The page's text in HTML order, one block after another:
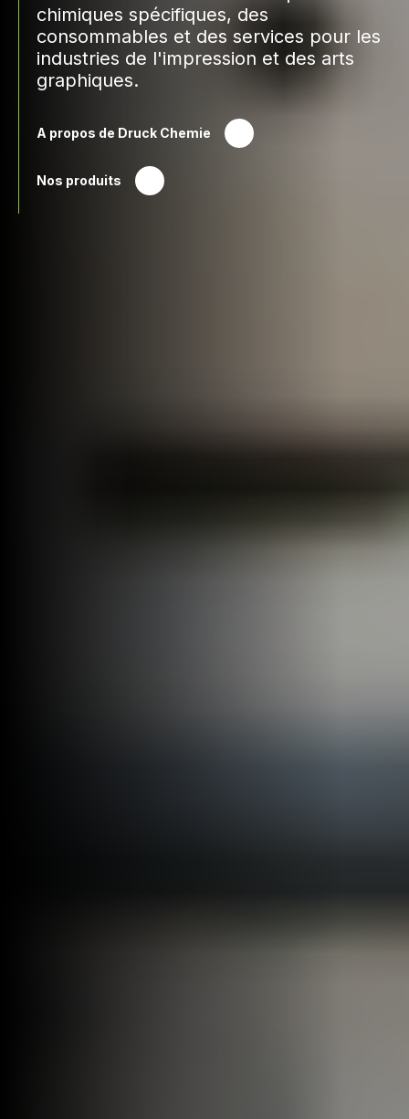
chimiques spécifiques, des
consommables et des services pour les
industries de l'impression et des arts
graphiques.
A propos de Druck Chemie
Nos produits